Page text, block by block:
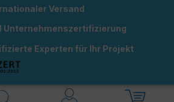
Versand
Unternehmenszertifizierung
Experten für Ihr Projekt